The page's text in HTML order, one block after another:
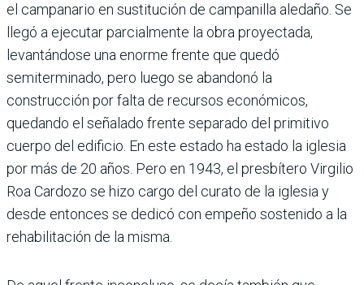
el campanario en sustitución de campanilla aledaño. Se
llegó a ejecutar parcialmente la obra proyectada,
levantándose una enorme frente que quedó
semiterminado, pero luego se abandonó la
construcción por falta de recursos económicos,
quedando el señalado frente separado del primitivo
cuerpo del edificio. En este estado ha estado la iglesia
por más de 20 años. Pero en 1943, el presbítero Virgilio
Roa Cardozo se hizo cargo del curato de la iglesia y
desde entonces se dedicó con empeño sostenido a la
rehabilitación de la misma.